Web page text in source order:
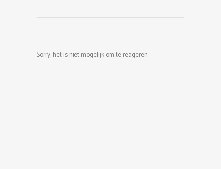
Sorry, het is niet mogelijk om te reageren.